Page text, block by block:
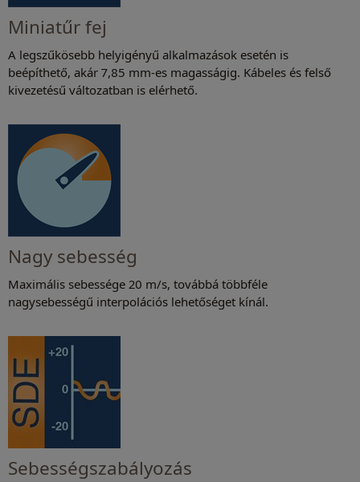
Miniatűr fej
A legszűkösebb helyigényű alkalmazások esetén is
beépíthető, akár 7,85 mm-es magasságig. Kábeles és felső
kivezetésű változatban is elérhető.
Nagy sebesség
Maximális sebessége 20 m/s, továbbá többféle
nagysebességű interpolációs lehetőséget kínál.
Sebességszabályozás